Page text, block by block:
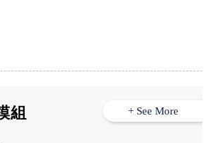
組 + See More